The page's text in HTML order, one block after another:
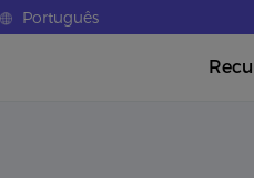
Português